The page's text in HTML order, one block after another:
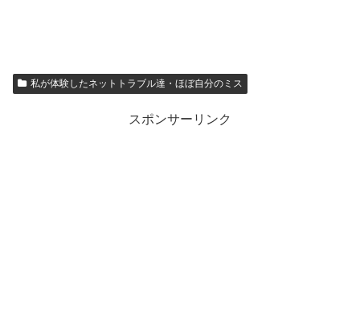
私が体験したネットトラブル達・ほぼ自分のミス
スポンサーリンク